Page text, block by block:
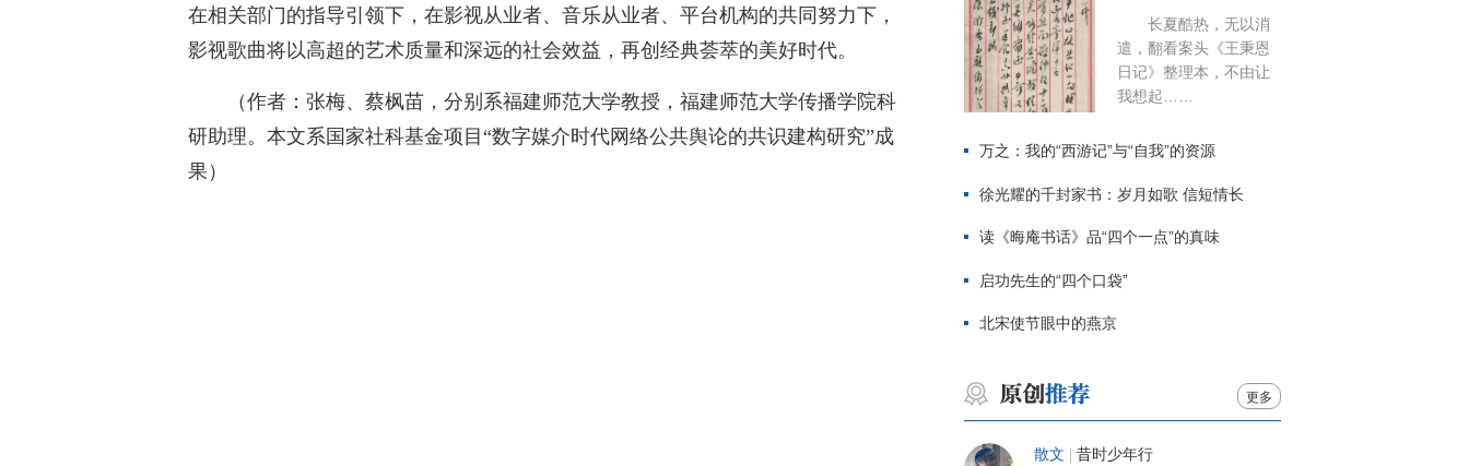
在相关部门的指导引领下，在影视从业者、音乐从业者、平台机构的共同努力下，
影视歌曲将以高超的艺术质量和深远的社会效益，再创经典荟萃的美好时代。
（作者：张梅、蔡枫苗，分别系福建师范大学教授，福建师范大学传播学院科
研助理。本文系国家社科基金项目“数字媒介时代网络公共舆论的共识建构研究”成
果）
长夏酷热，无以消
遣，翻看案头《王秉恩
日记》整理本，不由让
我想起……
万之：我的“西游记”与“自我”的资源
徐光耀的千封家书：岁月如歌 信短情长
读《晦庵书话》品“四个一点”的真味
启功先生的“四个口袋”
北宋使节眼中的燕京
更多
散文 昔时少年行